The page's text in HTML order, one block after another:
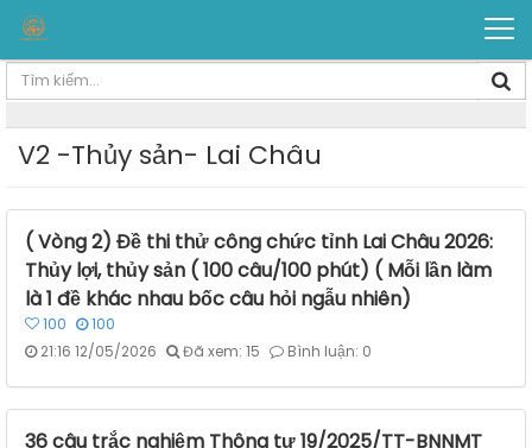
V2 -Thủy sản- Lai Châu
( Vòng 2) Đề thi thử công chức tỉnh Lai Châu 2026:
Thủy lợi, thủy sản ( 100 câu/100 phút) ( Mỗi lần làm
là 1 đề khác nhau bốc câu hỏi ngẫu nhiên)
100
100
21:16 12/05/2026
Đã xem: 15 Bình luận: 0
36 câu trắc nghiệm Thông tư 19/2025/TT-BNNMT